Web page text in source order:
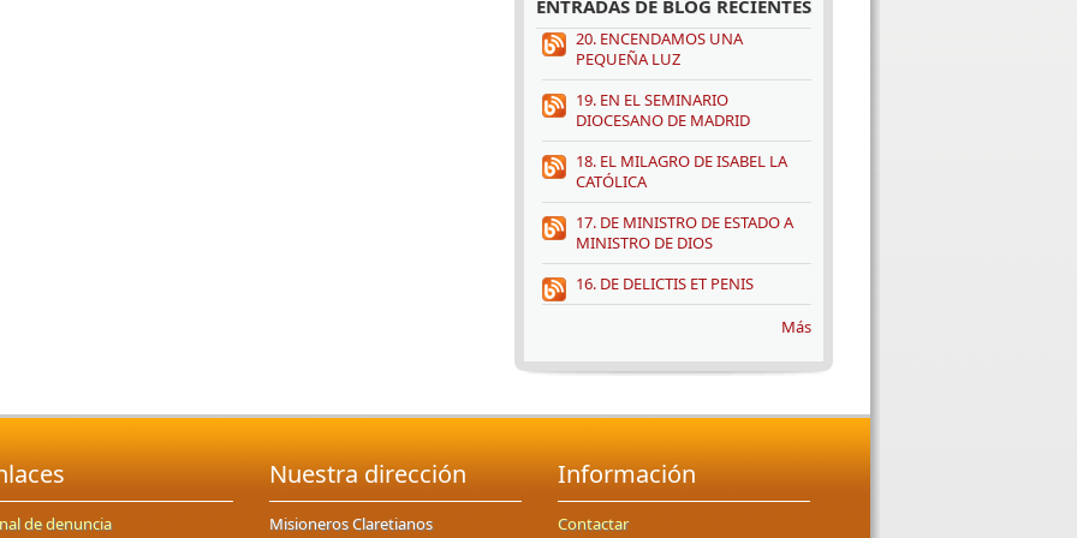
ENTRADAS DE BLOG RECIENTES
20. ENCENDAMOS UNA
PEQUEÑA LUZ
19. EN EL SEMINARIO
DIOCESANO DE MADRID
18. EL MILAGRO DE ISABEL LA
CATÓLICA
17. DE MINISTRO DE ESTADO A
MINISTRO DE DIOS
16. DE DELICTIS ET PENIS
Más
de denuncia
Nuestra dirección
Misioneros Claretianos
Información
Contactar